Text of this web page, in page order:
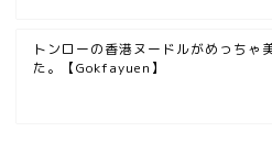
トンローの香港ヌードルがめっちゃ
た。【Gokfayuen】